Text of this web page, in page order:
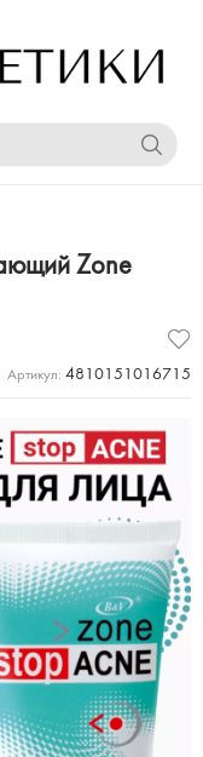
Zone
Артикул: 4810151016715